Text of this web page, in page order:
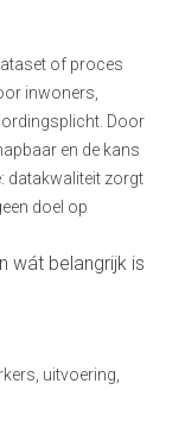
of proces
inwoners,
Door
en de kans
datakwaliteit zorgt
doel op
wát belangrijk is
uitvoering,